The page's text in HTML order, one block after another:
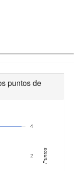
puntos de
2
4
Puntos